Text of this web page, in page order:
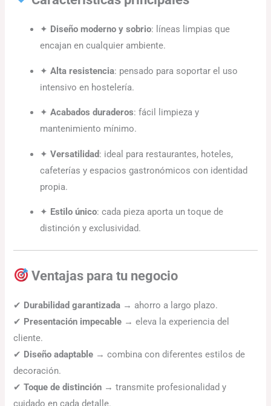
✦ Diseño moderno y sobrio: líneas limpias que
encajan en cualquier ambiente.
✦Alta resistencia: pensado para soportar el uso
intensivo en hostelería.
✦Acabados duraderos: fácil limpieza y
mantenimiento mínimo.
✦Versatilidad: ideal para restaurantes, hoteles,
cafeterías y espacios gastronómicos con identidad
propia.
✦ Estilo único: cada pieza aporta un toque de
distinción y exclusividad.
Ventajas para tu negocio
✔ Durabilidad garantizada → ahorro a largo plazo.
✔ Presentación impecable → eleva la experiencia del
cliente.
✔ Diseño adaptable → combina con diferentes estilos de
decoración.
✔Toque de distinción → transmite profesionalidad y
cuidado en cada detalle.